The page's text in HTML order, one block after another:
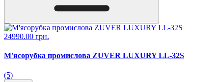
24990.00 грн.
М'ясорубка промислова ZUVER LUXURY LL-32S
(5)